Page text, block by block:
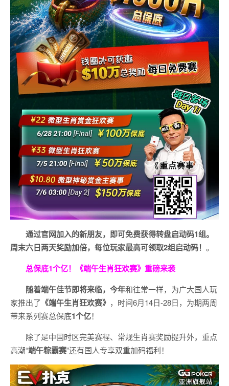
通过官网加入的新朋友，即可免费获得转盘启动码1组。
周末六日两天奖励加倍，每位玩家最高可领取2组启动码！ 。
总保底1个亿！
《端午生肖狂欢赛》重磅来袭
随着端午佳节即将来临，今年和往常一样，为广大国人玩
家推出了 《端午生肖狂欢赛》 ，时间6月14日-28日，为期两周
带来系列赛总保底1个亿！
除了是中国时区完美赛程、常规生肖赛奖励提升外，重点
高潮“端午粽霸赛”还有国人专享双重加码福利！